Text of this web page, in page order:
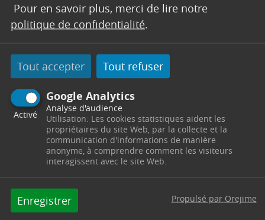
Pour en savoir plus, merci de lire notre
politique de confidentialité.
Tout accepter Tout refuser
Google Analytics
Activé
Analyse d'audience
Utilisation: Les cookies statistiques aident les
propriétaires du site Web, par la collecte et la
communication d'informations de manière
anonyme, à comprendre comment les visiteurs
interagissent avec le site Web.
Enregistrer Propulsé par Orejime
PROTOCOLE
Hôtel de VillePlace du 14 Juillet
Télephone : 04 42 37 55 15
Horaires : Du lundi au vendredi : 8h15 - 12h00 /
14h00 - 18h00 - protocole@trets.fr